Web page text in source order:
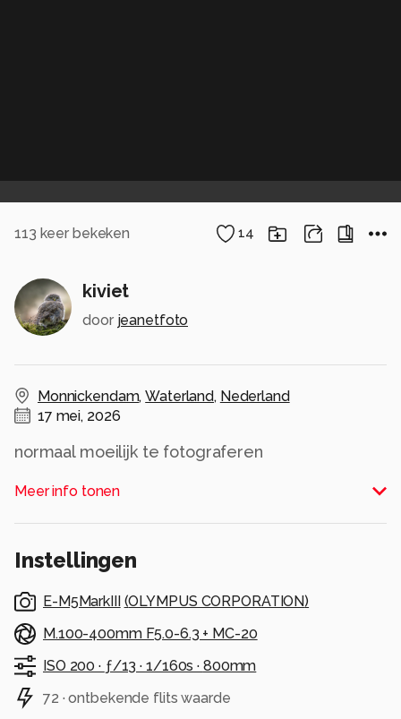
113 keer bekeken 14
kiviet
door jeanetfoto
Monnickendam,Waterland, Nederland
17 mei, 2026
normaal moeilijk te fotograferen
Meer info tonen
Instellingen
E-M5MarkIII (OLYMPUS CORPORATION)
M.100-400mm F5.0-6.3 + MC-20
ISO 200 · ƒ/13 · 1/160s · 800mm
72 · ontbekende flits waarde